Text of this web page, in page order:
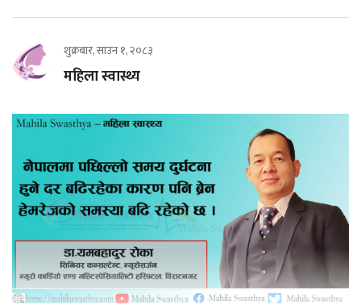
शुक्रबार, साउन १, २०८३
महिला स्वास्थ्य